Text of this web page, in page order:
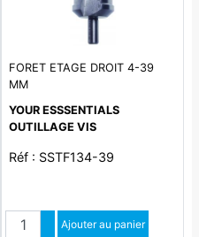
FORET ETAGE DROIT 4-39
MM
YOUR ESSSENTIALS
OUTILLAGE VIS
Réf : SSTF134-39
QuantitéAugmenter quantité
Diminuer quantité
Ajouter au panier